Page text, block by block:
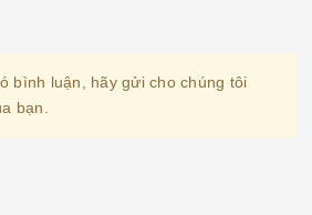
bình luận, hãy gửi cho chúng tôi
bạn.